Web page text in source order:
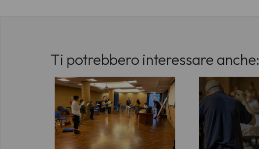
Ti potrebbero interessare anche: